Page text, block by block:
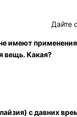
Дайте
имеют
вещь. Какая?
с давних